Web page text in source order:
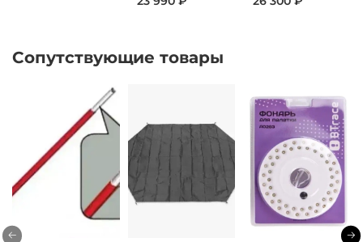
Сопутствующие товары